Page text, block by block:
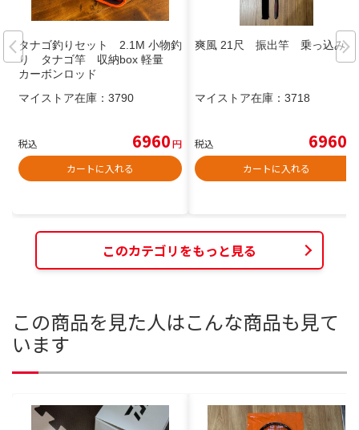
タナゴ釣りセット 2.1M 小物釣
り タナゴ竿 収納box 軽量
カーボンロッド
マイストア在庫： 3790
税込 6960円
カートに入れる
爽風 21尺 振出竿 乗っ込み
マイストア在庫： 3718
税込 6960
カートに入れる
このカテゴリをもっと見る
この商品を見た人はこんな商品も見て
います